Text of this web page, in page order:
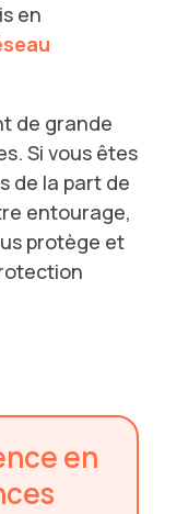
en
de grande
Si vous êtes
de la part de
entourage,
protège et
en